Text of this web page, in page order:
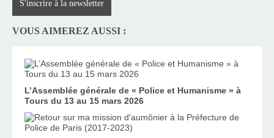
S'inscrire à la newsletter
VOUS AIMEREZ AUSSI :
L’Assemblée générale de « Police et Humanisme » à
Tours du 13 au 15 mars 2026